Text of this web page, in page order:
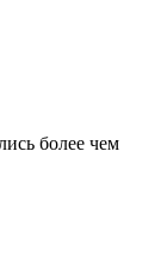
более чем